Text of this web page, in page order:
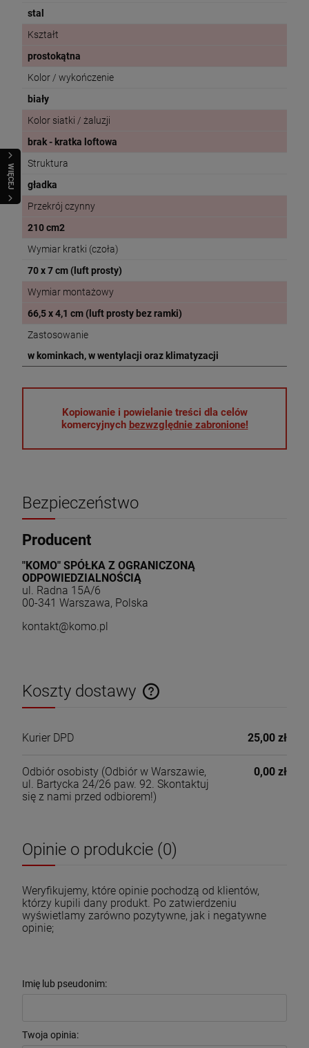
WIĘCEJ
stal
Kształt
prostokątna
Kolor / wykończenie
biały
Kolor siatki / żaluzji
brak - kratka loftowa
Struktura
gładka
Przekrój czynny
210 cm2
Wymiar kratki (czoła)
70 x 7 cm (luft prosty)
Wymiar montażowy
66,5 x 4,1 cm (luft prosty bez ramki)
Zastosowanie
w kominkach, w wentylacji oraz klimatyzacji
Kopiowanie i powielanie treści dla celów
komercyjnych bezwzględnie zabronione!
Bezpieczeństwo
Producent
"KOMO" SPÓŁKA Z OGRANICZONĄ
ODPOWIEDZIALNOŚCIĄ
ul. Radna 15A/6
00-341 Warszawa, Polska
kontakt@komo.pl
Koszty dostawy
Cena nie zawiera ewentualnych kosztów płatności
Kurier DPD 25,00 zł
Odbiór osobisty (Odbiór w Warszawie,
ul. Bartycka 24/26 paw. 92. Skontaktuj
się z nami przed odbiorem!)
0,00 zł
Opinie o produkcie (0)
Weryfikujemy, które opinie pochodzą od klientów,
którzy kupili dany produkt. Po zatwierdzeniu
wyświetlamy zarówno pozytywne, jak i negatywne
opinie;
Imię lub pseudonim:
Twoja opinia: